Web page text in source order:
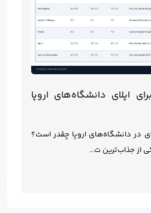
اپلای دانشگاه‌های اروپا
در دانشگاه‌های اروپا چقدر است؟
از جذاب‌ترین ت…